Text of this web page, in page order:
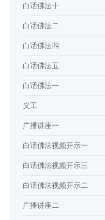
白话佛法十
白话佛法二
白话佛法四
白话佛法五
白话佛法一
义工
广播讲座一
白话佛法视频开示一
白话佛法视频开示三
白话佛法视频开示二
广播讲座二